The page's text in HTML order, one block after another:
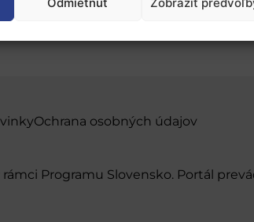
Ochrana osobných údajov
Programu Slovensko. Portál